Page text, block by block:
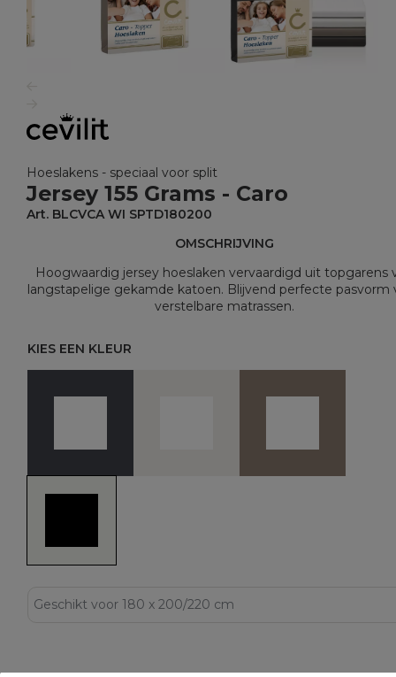
Hoeslakens - speciaal voor split
Jersey 155 Grams - Caro
Art. BLCVCA WI SPTD180200
OMSCHRIJVING
Hoogwaardig jersey hoeslaken vervaardigd uit topgarens
langstapelige gekamde katoen. Blijvend perfecte pasvorm
verstelbare matrassen.
KIES EEN KLEUR